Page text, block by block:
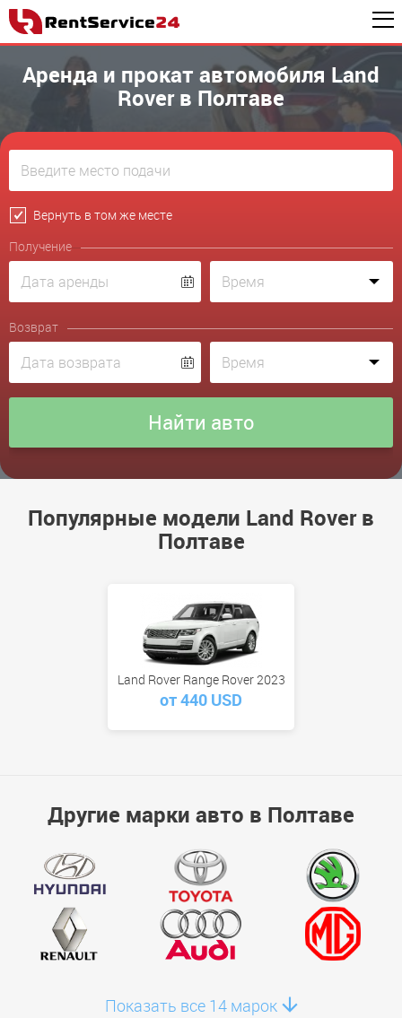
Аренда и прокат автомобиля Land
Rover в Полтаве
Вернуть в том же месте
Получение
Возврат
Популярные модели Land Rover в
Полтаве
Land Rover Range Rover 2023
от 440 USD
Другие марки авто в Полтаве
Показать все 14 марок